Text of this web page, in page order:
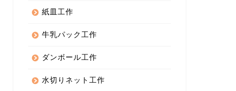
紙皿工作
牛乳パック工作
ダンボール工作
水切りネット工作